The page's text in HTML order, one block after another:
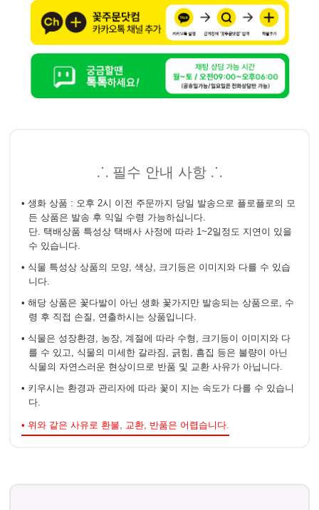
⸫ 필수 안내 사항 ⸫
• 생화 상품 : 오후 2시 이전 주문까지 당일 발송으로 플로플로의 모
든 상품은 발송 후 익일 수령 가능하십니다.
단. 택배상품 특성상 택배사 사정에 따라 1~2일정도 지연이 있을
수 있습니다.
• 식물 특성상 상품의 모양, 색상, 크기등은 이미지와 다를 수 있습
니다.
• 해당 상품은 꽃다발이 아닌 생화 꽃가지만 발송되는 상품으로, 수
령 후 직접 손질, 연출하시는 상품입니다.
• 식물은 성장환경, 농장, 계절에 따라 수형, 크기등이 이미지와 다
를 수 있고, 식물의 미세한 갈라짐, 긁힘, 흠집 등은 불량이 아닌
식물의 자연스러운 현상이므로 반품 및 교환 사유가 아닙니다.
• 키우시는 환경과 관리자에 따라 꽃이 지는 속도가 다를 수 있습니
다.
• 위와 같은 사유로 환불, 교환, 반품은 어렵습니다.